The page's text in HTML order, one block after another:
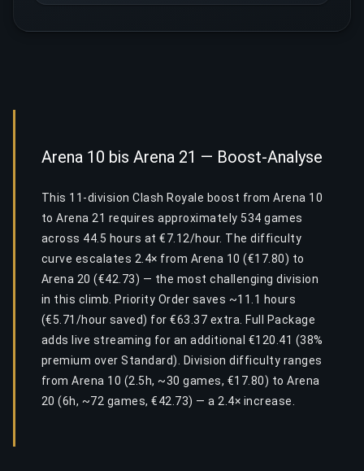
Arena 10 bis Arena 21 — Boost-Analyse
This 11-division Clash Royale boost from Arena 10
to Arena 21 requires approximately 534 games
across 44.5 hours at €7.12/hour. The difficulty
curve escalates 2.4× from Arena 10 (€17.80) to
Arena 20 (€42.73) — the most challenging division
in this climb. Priority Order saves ~11.1 hours
(€5.71/hour saved) for €63.37 extra. Full Package
adds live streaming for an additional €120.41 (38%
premium over Standard). Division difficulty ranges
from Arena 10 (2.5h, ~30 games, €17.80) to Arena
20 (6h, ~72 games, €42.73) — a 2.4× increase.